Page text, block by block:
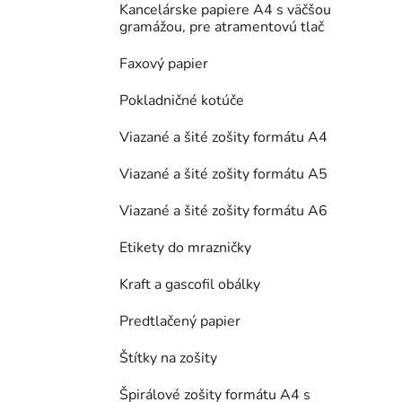
Kancelárske papiere A4 s väčšou
gramážou, pre atramentovú tlač
Faxový papier
Pokladničné kotúče
Viazané a šité zošity formátu A4
Viazané a šité zošity formátu A5
Viazané a šité zošity formátu A6
Etikety do mrazničky
Kraft a gascofil obálky
Predtlačený papier
Štítky na zošity
Špirálové zošity formátu A4 s